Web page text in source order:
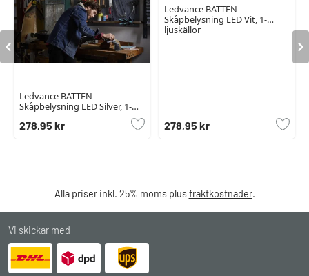
Ledvance BATTEN
Skåpbelysning LED Silver, 1-
278,95 kr
Ledvance BATTEN
Skåpbelysning LED Vit, 1-
ljuskällor
278,95 kr
Alla priser inkl. 25% moms plusfraktkostnader.
Vi skickar med